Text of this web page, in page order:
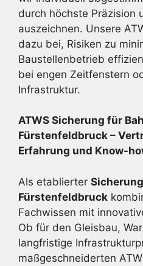
durch höchste Präzision
auszeichnen. Unsere
dazu bei, Risiken zu
Baustellenbetrieb
bei engen Zeitfenstern
Infrastruktur.
ATWS Sicherung für
Fürstenfeldbruck –
Erfahrung und Know-
Als etablierter
Fürstenfeldbruck
Fachwissen mit
Ob für den Gleisbau,
langfristige
maßgeschneiderten